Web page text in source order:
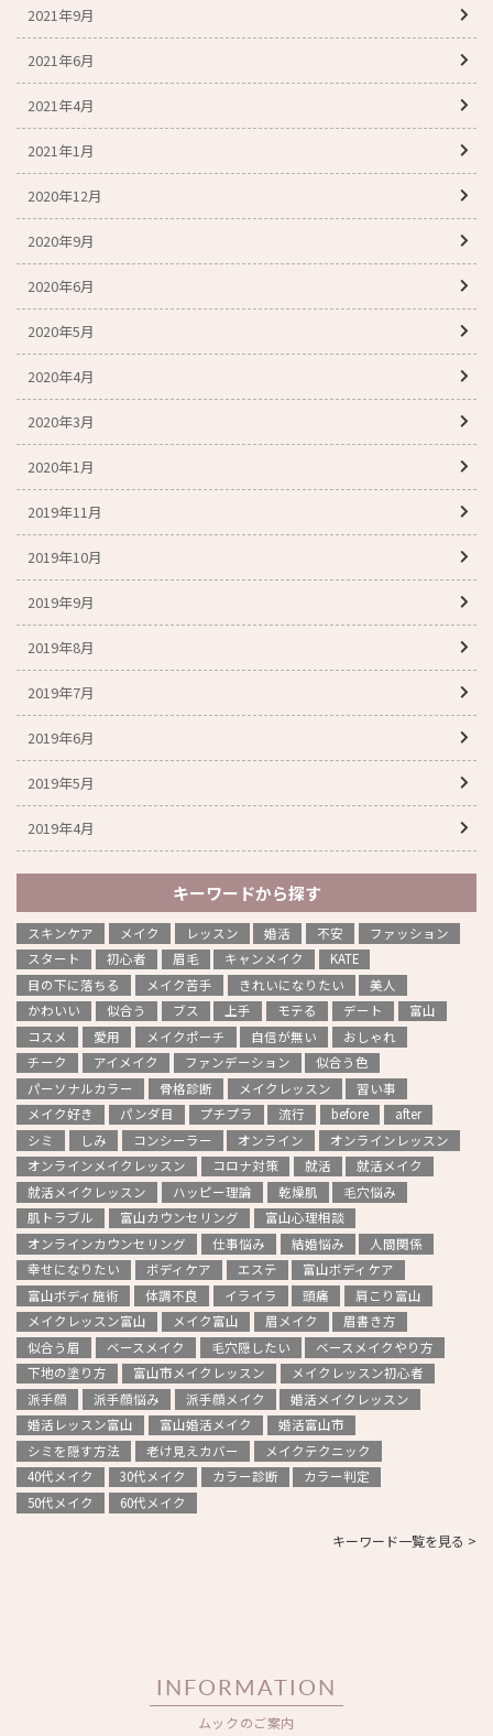
2021年9月
2021年6月
2021年4月
2021年1月
2020年12月
2020年9月
2020年6月
2020年5月
2020年4月
2020年3月
2020年1月
2019年11月
2019年10月
2019年9月
2019年8月
2019年7月
2019年6月
2019年5月
2019年4月
キーワードから探す
スキンケア メイク レッスン 婚活 不安
ファッション
スタート
初心者 眉毛 キャンメイク
KATE
目の下に落ちる
メイク苦手 きれいになりたい
美人
かわいい
似合う ブス 上手 モテる デート
富山
コスメ
愛用 メイクポーチ 自信が無い
おしゃれ
チーク
アイメイク ファンデーション
似合う色
パーソナルカラー
骨格診断 メイクレッスン
習い事
メイク好き
パンダ目 プチプラ 流行 before
after
シミ
しみ コンシーラー オンライン
オンラインレッスン
オンラインメイクレッスン
コロナ対策 就活
就活メイク
就活メイクレッスン
ハッピー理論 乾燥肌
毛穴悩み
肌トラブル
富山カウンセリング
富山心理相談
オンラインカウンセリング
仕事悩み 結婚悩み
人間関係
幸せになりたい
ボディケア エステ
富山ボディケア
富山ボディ施術
体調不良 イライラ 頭痛
肩こり富山
メイクレッスン富山
メイク富山 眉メイク
眉書き方
似合う眉
ベースメイク 毛穴隠したい
ベースメイクやり方
下地の塗り方
富山市メイクレッスン
メイクレッスン初心者
派手顔
派手顔悩み 派手顔メイク
婚活メイクレッスン
婚活レッスン富山
富山婚活メイク
婚活富山市
シミを隠す方法
老け見えカバー
メイクテクニック
40代メイク
30代メイク カラー診断
カラー判定
50代メイク
60代メイク
キーワード一覧を見る >
INFORMATION
ムックのご案内